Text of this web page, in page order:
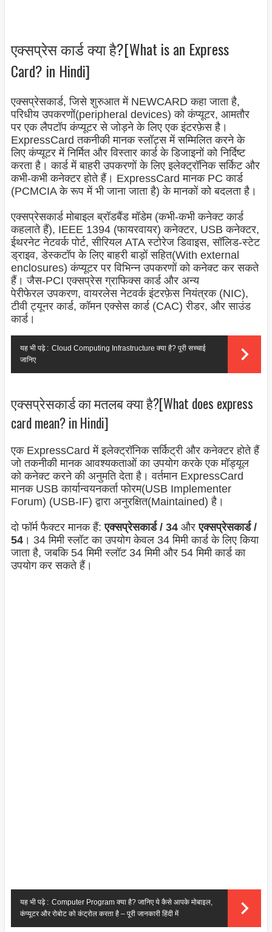
एक्सप्रेस कार्ड क्या है?[What is an Express
Card? in Hindi]
एक्सप्रेसकार्ड, जिसे शुरुआत में NEWCARD कहा जाता है,
परिधीय उपकरणों(peripheral devices) को कंप्यूटर, आमतौर
पर एक लैपटॉप कंप्यूटर से जोड़ने के लिए एक इंटरफ़ेस है।
ExpressCard तकनीकी मानक स्लॉट्स में सम्मिलित करने के
लिए कंप्यूटर में निर्मित और विस्तार कार्ड के डिजाइनों को निर्दिष्ट
करता है। कार्ड में बाहरी उपकरणों के लिए इलेक्ट्रॉनिक सर्किट और
कभी-कभी कनेक्टर होते हैं। ExpressCard मानक PC कार्ड
(PCMCIA के रूप में भी जाना जाता है) के मानकों को बदलता है।
एक्सप्रेसकार्ड मोबाइल ब्रॉडबैंड मॉडेम (कभी-कभी कनेक्ट कार्ड
कहलाते हैं), IEEE 1394 (फायरवायर) कनेक्टर, USB कनेक्टर,
ईथरनेट नेटवर्क पोर्ट, सीरियल ATA स्टोरेज डिवाइस, सॉलिड-स्टेट
ड्राइव, डेस्कटॉप के लिए बाहरी बाड़ों सहित(With external
enclosures) कंप्यूटर पर विभिन्न उपकरणों को कनेक्ट कर सकते
हैं। जैस-PCI एक्सप्रेस ग्राफिक्स कार्ड और अन्य
पेरीफेरल उपकरण, वायरलेस नेटवर्क इंटरफ़ेस नियंत्रक (NIC),
टीवी ट्यूनर कार्ड, कॉमन एक्सेस कार्ड (CAC) रीडर, और साउंड
कार्ड।
यह भी पढ़े : Cloud Computing Infrastructure क्या है? पूरी सच्चाई
जानिए
एक्सप्रेसकार्ड का मतलब क्या है?[What does express
card mean? in Hindi]
एक ExpressCard में इलेक्ट्रॉनिक सर्किट्री और कनेक्टर होते हैं
जो तकनीकी मानक आवश्यकताओं का उपयोग करके एक मॉड्यूल
को कनेक्ट करने की अनुमति देता है। वर्तमान ExpressCard
मानक USB कार्यान्वयनकर्ता फोरम(USB Implementer
Forum) (USB-IF) द्वारा अनुरक्षित(Maintained) है।
दो फॉर्म फैक्टर मानक हैं:एक्सप्रेसकार्ड / 34औरएक्सप्रेसकार्ड /
54। 34 मिमी स्लॉट का उपयोग केवल 34 मिमी कार्ड के लिए किया
जाता है, जबकि 54 मिमी स्लॉट 34 मिमी और 54 मिमी कार्ड का
उपयोग कर सकते हैं।
यह भी पढ़े : Computer Program क्या है? जानिए ये कैसे आपके मोबाइल,
कंप्यूटर और रोबोट को कंट्रोल करता है – पूरी जानकारी हिंदी में